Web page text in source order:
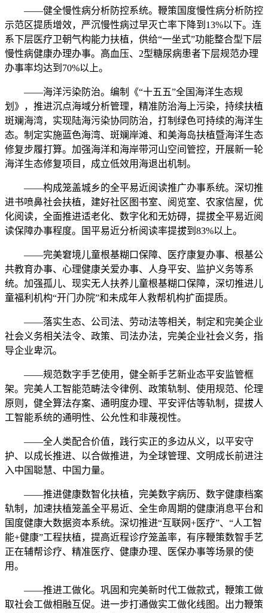
——健全慢性病分析防控系统。鞭策国度慢性病分析防控
示范区提质增效，严沉慢性病过早灭亡率下降到13%以下。连
系下层医疗卫朝气构能力扶植，供给“一坐式”功能整合型下层
慢性病健康办理办事。高血压、2型糖尿病患者下层规范办理
办事率均达到70%以上。
——海洋污染防治。编制《“十五五”全国海洋生态规
划》，推进沉点海域分析管理，精准防治海上污染，持续扶植
斑斓海湾，实现陆海污染协同防治，打制绿色可持续的海洋生
态。制定实施蓝色海湾、斑斓岸滩、和美海岛扶植暨海洋生态
修复步履打算。加强海洋和海岸带河山空间管控，开展新一轮
海洋生态修复项目，成立低效用海退出机制。
——构成笼盖城乡的全平易近阅读推广办事系统。深切推
进书喷鼻社会扶植，建好社区图书室、阅览室、农家信屋，优
化阅读，全面推进适老化、数字化和无妨碍，提拔全平易近阅
读保障办事程度。国平易近分析阅读率提拔到83%以上。
——完美窘境儿童根基糊口保障、医疗康复办事、根基公
共教育办事、心理健康关爱办事、人身平安、监护义务等系
统。加强孤儿、现实无人扶养儿童根基糊口保障，深切推进儿
童福利机构“开门办院”和未成年人救帮机构扩面提质。
——落实生态、公司法、劳动法等相关，制定和完美企业
社会义务相关法令、政策、司法办法，完美企业社会义务，指
导企业卑沉。
——规范数字手艺使用，健全新手艺新业态平安监管框
架。完美人工智能范畴法令律例、政策轨制、使用规范、伦理
原则，健全算法存案、通明度办理、平安评估等轨制，提拔人
工智能系统的通明性、公允性和非蔑视性。
——全人类配合价值，践行实正的多边从义，以平安守
护、以成长推进、以合做推进，为全球管理、文明成长前进注
入中国聪慧、中国力量。
——推进健康数智化扶植，完美数字病历、数字健康档案
轨制，加速扶植笼盖全平易近、全生命周期的健康消息平台和
国度健康大数据资本系统。深切推进“互联网+医疗”、“人工智
能+健康”工程扶植，提高近程诊疗笼盖率，有序鞭策数智手艺
正在辅帮诊疗、精准医疗、健康办理、医保办事等场景的使
用。
——推进工做化。巩固和完美新时代工做款式，鞭策工做
取社会工做相融互促。进一步打通做实工做化线图。出力鞭策